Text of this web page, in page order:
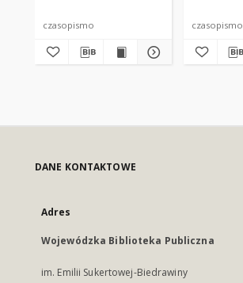
czasopismo czasopismo
DANE KONTAKTOWE
Adres
Wojewódzka Biblioteka Publiczna
im. Emilii Sukertowej-Biedrawiny